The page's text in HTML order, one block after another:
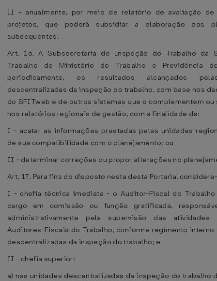
II - anualmente, por meio de relatório de avaliação de
projetos, que poderá subsidiar a elaboração dos
subsequentes.
Art. 16. A Subsecretaria de Inspeção do Trabalho da
Trabalho do Ministério do Trabalho e Previdência
periodicamente, os resultados alcançados
descentralizadas da inspeção do trabalho, com base nos
do SFITweb e de outros sistemas que o complementem ou
nos relatórios regionais de gestão, com a finalidade de:
I - acatar as informações prestadas pelas unidades
de sua compatibilidade com o planejamento; ou
II - determinar correções ou propor alterações no
Art. 17. Para fins do disposto nesta desta Portaria,
I - chefia técnica imediata - o Auditor-Fiscal do
cargo em comissão ou função gratificada,
administrativamente pela supervisão das atividades
Auditores-Fiscais do Trabalho, conforme regimento interno
descentralizadas da inspeção do trabalho; e
II - chefia superior:
a) nas unidades descentralizadas da inspeção do trabalho